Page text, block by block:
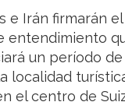
e Irán firmarán
entendimiento
un período
localidad
el centro de